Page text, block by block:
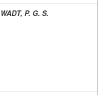
WADT, P. G. S.